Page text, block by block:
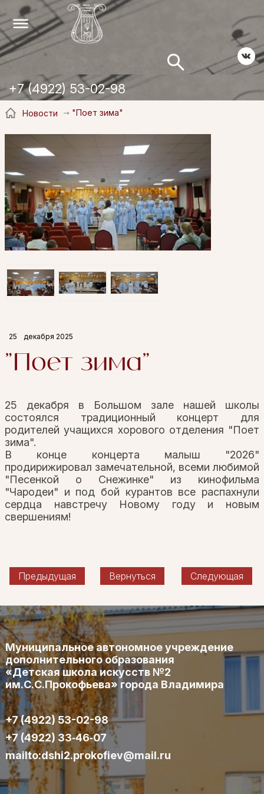
+7 (4922) 53-02-98
Новости "Поет зима"
25 декабря 2025
"Поет зима"
25 декабря в Большом зале нашей школы
состоялся традиционный концерт для
родителей учащихся хорового отделения "Поет
зима".
В конце концерта малыш "2026"
продирижировал замечательной, всеми любимой
"Песенкой о Снежинке" из кинофильма
"Чародеи" и под бой курантов все распахнули
сердца навстречу Новому году и новым
свершениям!
Предыдущая Вернуться Следующая
Муниципальное автономное учреждение
дополнительного образования
«Детская школа искусств №2
им.С.С.Прокофьева» города Владимира
+7 (4922) 53-02-98
+7 (4922) 33‑46‑07
mailto:dshi2.prokofiev@mail.ru